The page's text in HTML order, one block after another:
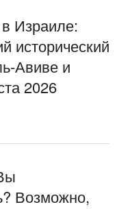
в Израиле:
исторический
Авиве и
2026
Возможно,